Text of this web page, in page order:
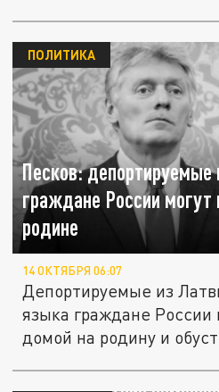
Песков: депортируемые
граждане России могут
родине
ПОЛИТИКА
14 ОКТЯБРЯ 06:07
Депортируемые из
языка граждане России
домой на родину и